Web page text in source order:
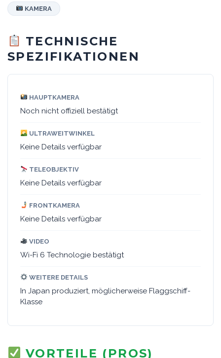
KAMERA
TECHNISCHE
SPEZIFIKATIONEN
HAUPTKAMERA
Noch nicht offiziell bestätigt
ULTRAWEITWINKEL
Keine Details verfügbar
TELEOBJEKTIV
Keine Details verfügbar
FRONTKAMERA
Keine Details verfügbar
VIDEO
Wi-Fi 6 Technologie bestätigt
WEITERE DETAILS
In Japan produziert, möglicherweise Flaggschiff-
Klasse
VORTEILE (PROS)